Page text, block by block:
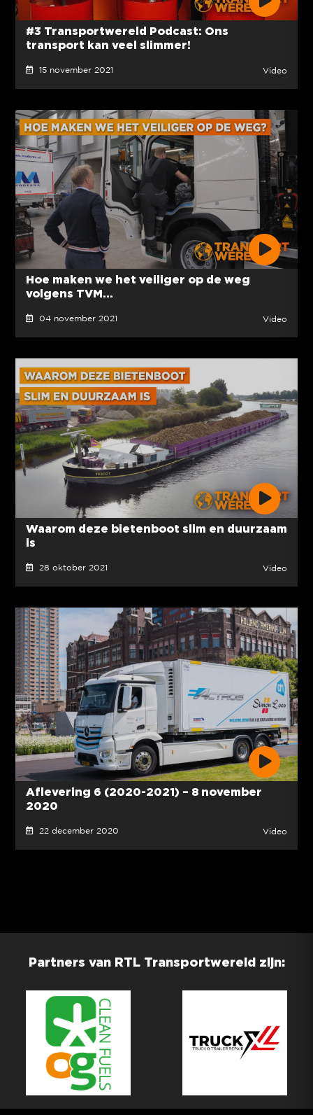
#3 Transportwereld Podcast: Ons
transport kan veel slimmer!
15 november 2021 Video
Hoe maken we het veiliger op de weg
volgens TVM...
04 november 2021 Video
Waarom deze bietenboot slim en duurzaam
is
28 oktober 2021 Video
Aflevering 6 (2020-2021) – 8 november
2020
22 december 2020 Video
Partners van RTL Transportwereld zijn: